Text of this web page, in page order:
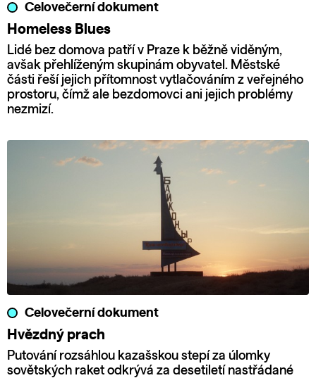
Celovečerní dokument
Homeless Blues
Lidé bez domova patří v Praze k běžně viděným,
avšak přehlíženým skupinám obyvatel. Městské
části řeší jejich přítomnost vytlačováním z veřejného
prostoru, čímž ale bezdomovci ani jejich problémy
nezmizí.
Celovečerní dokument
Hvězdný prach
Putování rozsáhlou kazašskou stepí za úlomky
sovětských raket odkrývá za desetiletí nastřádané